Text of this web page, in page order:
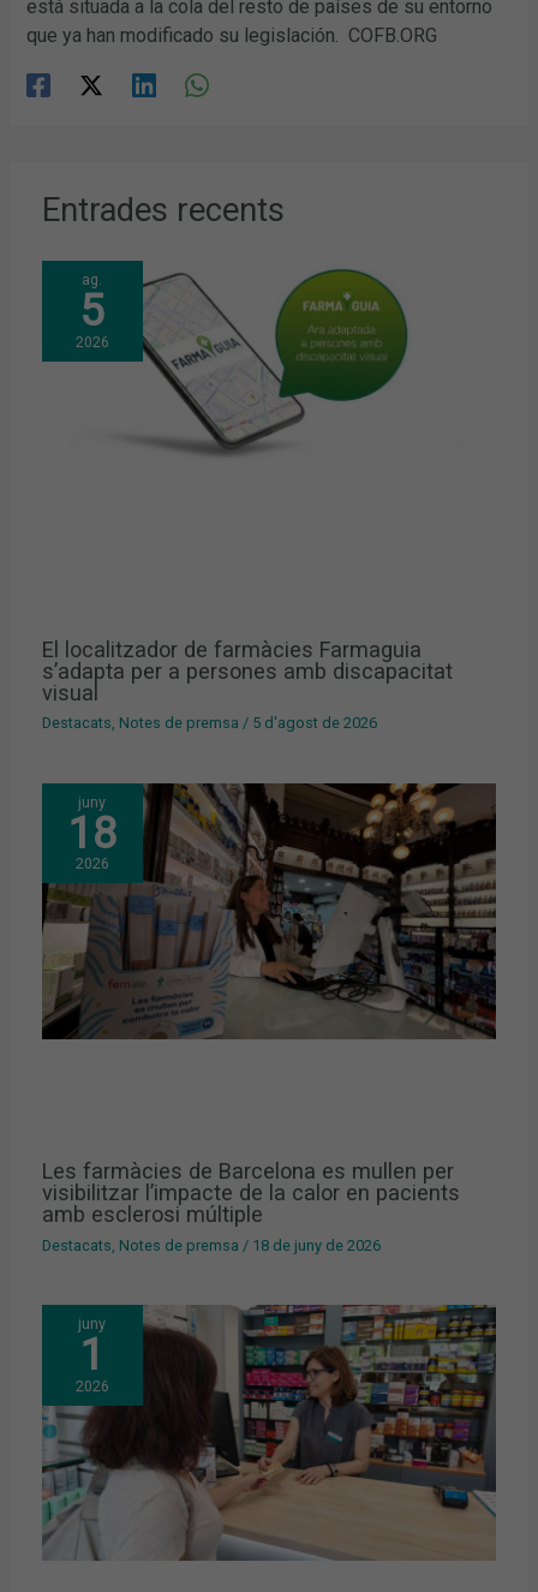
está situada a la cola del resto de países de su entorno
que ya han modificado su legislación. COFB.ORG
Entrades recents
ag.
5
2026
El localitzador de farmàcies Farmaguia
s’adapta per a persones amb discapacitat
visual
Destacats, Notes de premsa / 5 d'agost de 2026
juny
18
2026
Les farmàcies de Barcelona es mullen per
visibilitzar l’impacte de la calor en pacients
amb esclerosi múltiple
Destacats Notes de premsa / 18 de juny de 2026
juny
1
2026